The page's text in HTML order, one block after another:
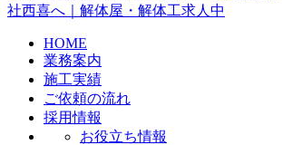
社西喜へ｜解体屋・解体工求人中
HOME
業務案内
施工実績
ご依頼の流れ
採用情報
お役立ち情報